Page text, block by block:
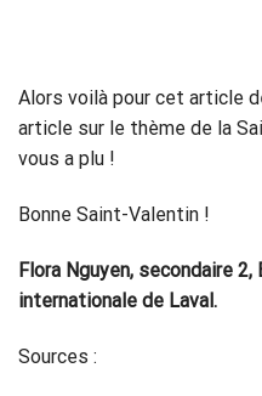
Alors voilà pour cet article
article sur le thème de la
vous a plu !
Bonne Saint-Valentin !
Flora Nguyen, secondaire 2,
internationale de Laval.
Sources :